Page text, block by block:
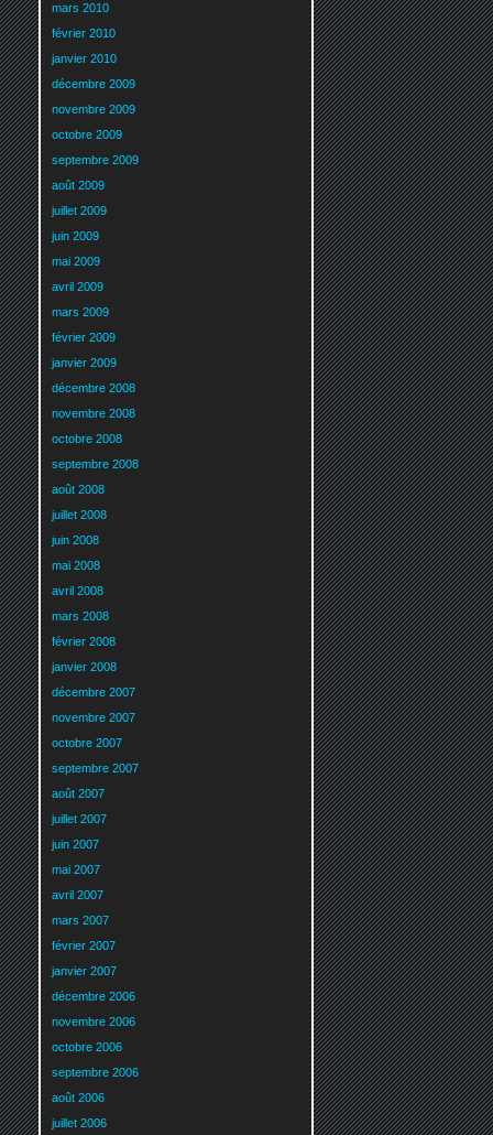
mars 2010
février 2010
janvier 2010
décembre 2009
novembre 2009
octobre 2009
septembre 2009
août 2009
juillet 2009
juin 2009
mai 2009
avril 2009
mars 2009
février 2009
janvier 2009
décembre 2008
novembre 2008
octobre 2008
septembre 2008
août 2008
juillet 2008
juin 2008
mai 2008
avril 2008
mars 2008
février 2008
janvier 2008
décembre 2007
novembre 2007
octobre 2007
septembre 2007
août 2007
juillet 2007
juin 2007
mai 2007
avril 2007
mars 2007
février 2007
janvier 2007
décembre 2006
novembre 2006
octobre 2006
septembre 2006
août 2006
juillet 2006